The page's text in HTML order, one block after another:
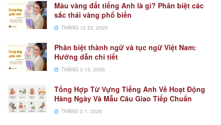
Màu vàng đất tiếng Anh là gì? Phân biệt các
sắc thái vàng phổ biến
THÁNG 12 23, 2025
Phân biệt thành ngữ và tục ngữ Việt Nam:
Hướng dẫn chi tiết
THÁNG 3 15, 2026
Tổng Hợp Từ Vựng Tiếng Anh Về Hoạt Động
Hàng Ngày Và Mẫu Câu Giao Tiếp Chuẩn
THÁNG 3 1, 2026